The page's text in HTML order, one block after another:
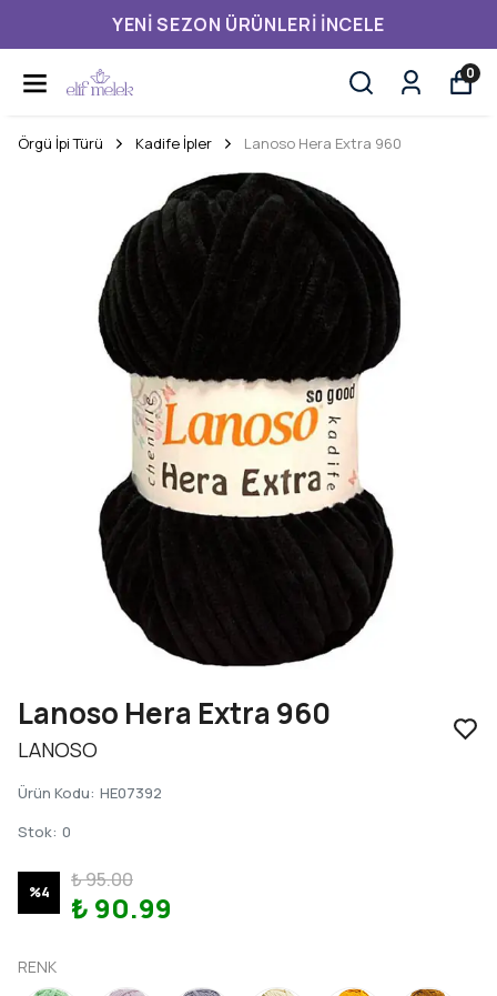
YENI SEZON ÜRÜNLERI İNCELE
0
Örgü İpi Türü Kadife İpler Lanoso Hera Extra 960
Lanoso Hera Extra 960
LANOSO
Ürün Kodu: HE07392
Stok: 0
%4
₺ 95.00
₺ 90.99
RENK